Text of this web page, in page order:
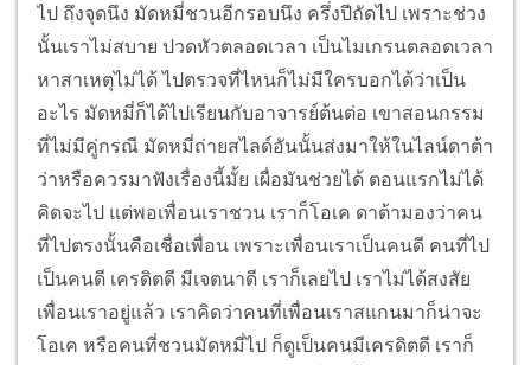
ไป ถึงจุดนึง มัดหมี่ชวนอีกรอบนึง ครึ่งปีถัดไป เพราะช่วง
นั้นเราไม่สบาย ปวดหัวตลอดเวลา เป็นไมเกรนตลอดเวลา
หาสาเหตุไม่ได้ ไปตรวจที่ไหนก็ไม่มีใครบอกได้ว่าเป็น
อะไร มัดหมี่ก็ได้ไปเรียนกับอาจารย์ต้นต่อ เขาสอนกรรม
ที่ไม่มีคู่กรณี มัดหมี่ถ่ายสไลด์อันนั้นส่งมาให้ในไลน์ดาต้า
ว่าหรือควรมาฟังเรื่องนี้มั้ย เผื่อมันช่วยได้ ตอนแรกไม่ได้
คิดจะไป แต่พอเพื่อนเราชวน เราก็โอเค ดาต้ามองว่าคน
ที่ไปตรงนั้นคือเชื่อเพื่อน เพราะเพื่อนเราเป็นคนดี คนที่ไป
เป็นคนดี เครดิตดี มีเจตนาดี เราก็เลยไป เราไม่ได้สงสัย
เพื่อนเราอยู่แล้ว เราคิดว่าคนที่เพื่อนเราสแกนมาก็น่าจะ
โอเค หรือคนที่ชวนมัดหมี่ไป ก็ดูเป็นคนมีเครดิตดี เราก็